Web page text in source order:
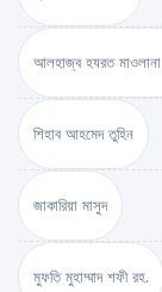
আলহাজ্ব হযরত মাওলানা
শিহাব আহমেদ তুহিন
জাকারিয়া মাসুদ
মুফতি মুহাম্মাদ শফী রহ.